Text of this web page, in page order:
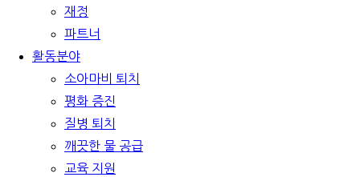
재정
파트너
활동분야
소아마비 퇴치
평화 증진
질병 퇴치
깨끗한 물 공급
교육 지원